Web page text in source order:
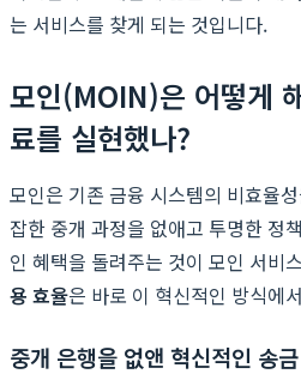
는 서비스를 찾게 되는 것입니다.
모인(MOIN)은 어떻게
료를 실현했나?
모인은 기존 금융 시스템의 비효율
잡한 중개 과정을 없애고 투명한 정
인 혜택을 돌려주는 것이 모인 서비
용 효율은 바로 이 혁신적인 방식에
중개 은행을 없앤 혁신적인 송